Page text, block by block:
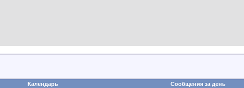
Календарь Сообщения за день